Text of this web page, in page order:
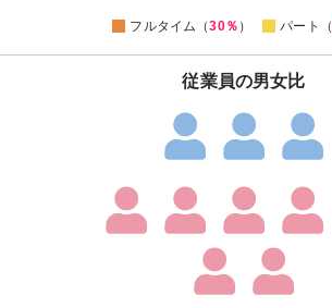
フルタイム（30％ ） パート（
従業員の男女比